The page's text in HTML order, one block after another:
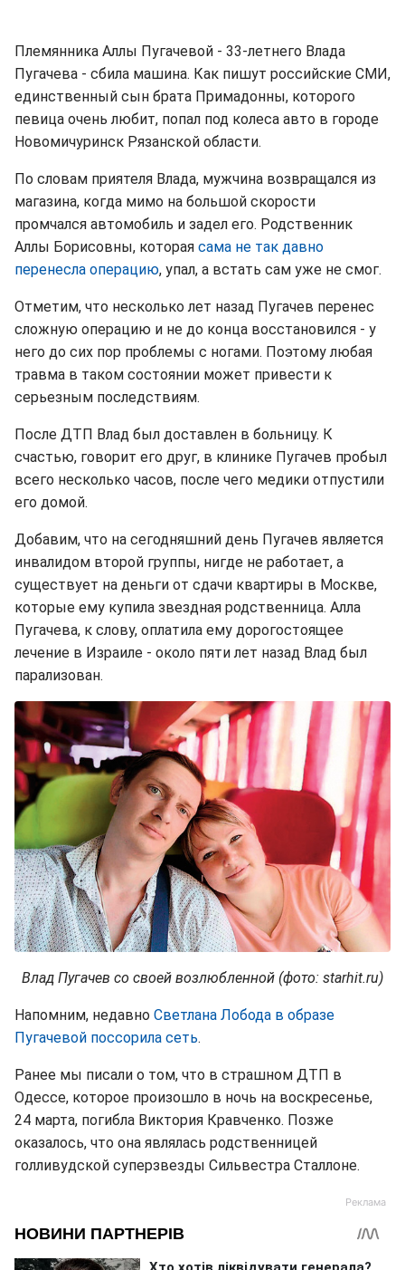
Племянника Аллы Пугачевой - 33-летнего Влада
Пугачева - сбила машина. Как пишут российские СМИ,
единственный сын брата Примадонны, которого
певица очень любит, попал под колеса авто в городе
Новомичуринск Рязанской области.
По словам приятеля Влада, мужчина возвращался из
магазина, когда мимо на большой скорости
промчался автомобиль и задел его. Родственник
Аллы Борисовны, которая сама не так давно
перенесла операцию, упал, а встать сам уже не смог.
Отметим, что несколько лет назад Пугачев перенес
сложную операцию и не до конца восстановился - у
него до сих пор проблемы с ногами. Поэтому любая
травма в таком состоянии может привести к
серьезным последствиям.
После ДТП Влад был доставлен в больницу. К
счастью, говорит его друг, в клинике Пугачев пробыл
всего несколько часов, после чего медики отпустили
его домой.
Добавим, что на сегодняшний день Пугачев является
инвалидом второй группы, нигде не работает, а
существует на деньги от сдачи квартиры в Москве,
которые ему купила звездная родственница. Алла
Пугачева, к слову, оплатила ему дорогостоящее
лечение в Израиле - около пяти лет назад Влад был
парализован.
Влад Пугачев со своей возлюбленной (фото: starhit.ru)
Напомним, недавно Светлана Лобода в образе
Пугачевой поссорила сеть.
Ранее мы писали о том, что в страшном ДТП в
Одессе, которое произошло в ночь на воскресенье,
24 марта, погибла Виктория Кравченко. Позже
оказалось, что она являлась родственницей
голливудской суперзвезды Сильвестра Сталлоне.